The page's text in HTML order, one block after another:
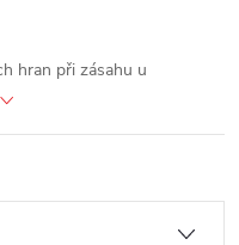
hran při zásahu u